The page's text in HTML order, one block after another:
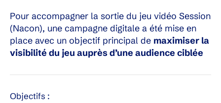
Pour accompagner la sortie du jeu vidéo Session
(Nacon), une campagne digitale a été mise en
place avec un objectif principal de maximiser la
visibilité du jeu auprès d’une audience ciblée
Objectifs :